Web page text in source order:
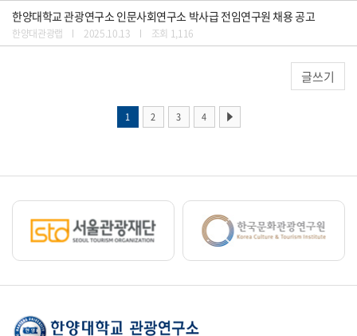
한양대학교 관광연구소 인문사회연구소 박사급 전임연구원 채용 공고
한양대관광랩 2025.10.13 조회 1,116
글쓰기
1 2 3 4